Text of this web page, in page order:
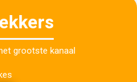
grootste kanaal